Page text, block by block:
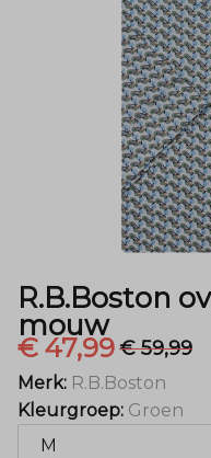
Menger
Mode
R.B.Boston
mouw
€ 47,99€ 59,99
Merk: R.B.Boston
Kleurgroep: Groen